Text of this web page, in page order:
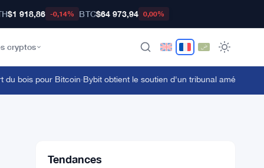
$1 918,86 -0,14% BTC$64 973,94 0,00%
cryptos
bois pour Bitcoin·Bybit obtient le soutien d'un tribunal américain
Tendances